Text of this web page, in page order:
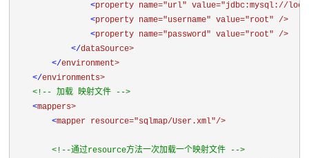
<property name="url" value="jdbc:mysql://
<property name="username" value="root" />
<property name="password" value="root" />
</dataSource>
</environment>
</environments>
<!-- 加载 映射文件 -->
<mappers>
<mapper resource="sqlmap/User.xml"/>
<!--通过resource方法一次加载一个映射文件 -->